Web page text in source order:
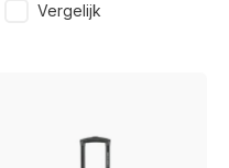
Vergelijk